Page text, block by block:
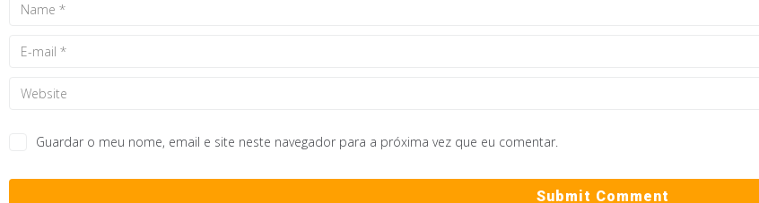
Guardar o meu nome, email e site neste navegador para a próxima vez que eu comentar.